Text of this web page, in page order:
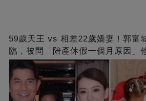
59歲天王 vs 相差22歲嬌妻！郭富
臨，被問「陪產休假一個月原因」
被贊爆